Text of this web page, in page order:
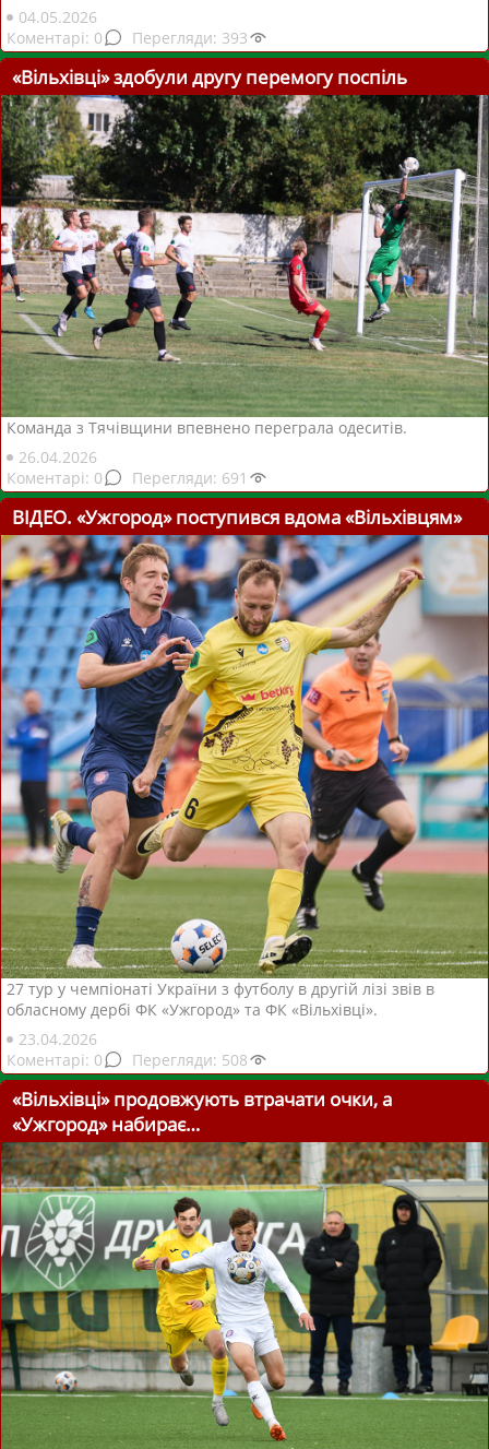
04.05.2026
0
393
«Вільхівці» здобули другу перемогу поспіль
Команда з Тячівщини впевнено переграла одеситів.
26.04.2026
0
691
ВІДЕО. «Ужгород» поступився вдома «Вільхівцям»
27 тур у чемпіонаті України з футболу в другій лізі звів в
обласному дербі ФК «Ужгород» та ФК «Вільхівці».
23.04.2026
0
508
«Вільхівці» продовжують втрачати очки, а
«Ужгород» набирає…